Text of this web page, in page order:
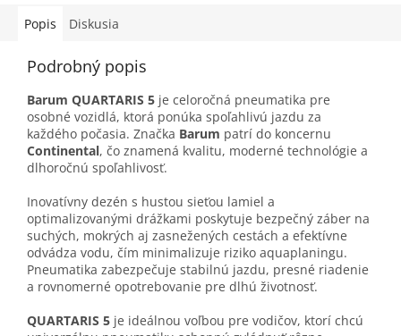
Popis Diskusia
Podrobný popis
Barum QUARTARIS 5 je celoročná pneumatika pre
osobné vozidlá, ktorá ponúka spoľahlivú jazdu za
každého počasia. Značka Barum patrí do koncernu
Continental, čo znamená kvalitu, moderné technológie a
dlhoročnú spoľahlivosť.
Inovatívny dezén s hustou sieťou lamiel a
optimalizovanými drážkami poskytuje bezpečný záber na
suchých, mokrých aj zasnežených cestách a efektívne
odvádza vodu, čím minimalizuje riziko aquaplaningu.
Pneumatika zabezpečuje stabilnú jazdu, presné riadenie
a rovnomerné opotrebovanie pre dlhú životnosť.
QUARTARIS 5 je ideálnou voľbou pre vodičov, ktorí chcú